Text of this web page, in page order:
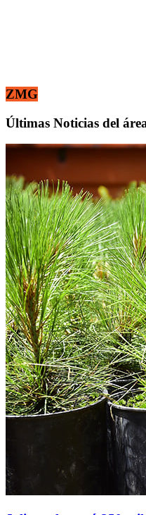
ZMG
Últimas Noticias del